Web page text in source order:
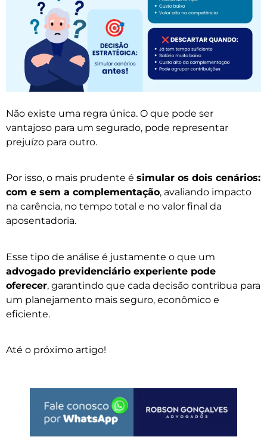
Não existe uma regra única. O que pode ser
vantajoso para um segurado, pode representar
prejuízo para outro.
Por isso, o mais prudente é simular os dois cenários:
com e sem a complementação, avaliando impacto
na carência, no tempo total e no valor final da
aposentadoria.
Esse tipo de análise é justamente o que um
advogado previdenciário experiente pode
oferecer, garantindo que cada decisão contribua para
um planejamento mais seguro, econômico e
eficiente.
Até o próximo artigo!